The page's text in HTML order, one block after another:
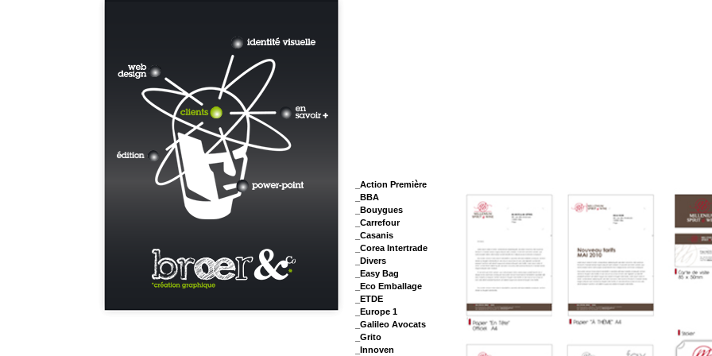
_Action Première
_BBA
_Bouygues
_Carrefour
_Casanis
_Corea Intertrade
_Divers
_Easy Bag
_Eco Emballage
_ETDE
_Europe 1
_Galileo Avocats
_Grito
_Innoven